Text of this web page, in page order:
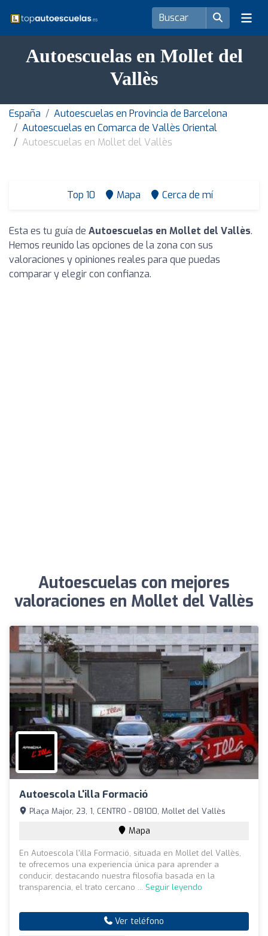
Autoescuelas en Mollet del
Vallès
España
Autoescuelas en Provincia de Barcelona
Autoescuelas en Comarca de Vallès Oriental
Autoescuelas en Mollet del Vallès
Top 10 Mapa Cerca de mí
Esta es tu guía de Autoescuelas en Mollet del Vallès.
Hemos reunido las opciones de la zona con sus
valoraciones y opiniones reales para que puedas
comparar y elegir con confianza.
Autoescuelas con mejores
valoraciones en Mollet del Vallès
Autoescola L'illa Formació
Plaça Major, 23, 1, CENTRO - 08100, Mollet del Vallès
Mapa
En Autoescola l'illa Formació, situada en Mollet del Vallès,
te ofrecemos una experiencia única para aprender a
conducir, destacando nuestra filosofía basada en la
transparencia, el trato cercano ... Seguir leyendo
Ver teléfono